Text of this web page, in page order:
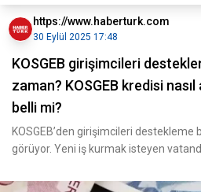
https://www.haberturk.com
30 Eylül 2025 17:48
KOSGEB girişimcileri
zaman? KOSGEB kredisi nasıl
belli mi?
KOSGEB’den girişimcileri destekleme
görüyor. Yeni iş kurmak isteyen